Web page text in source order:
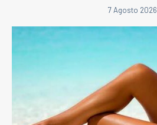
7 Agosto 2026